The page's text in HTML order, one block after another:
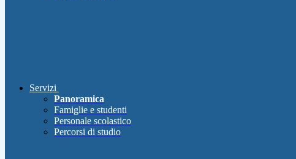
Servizi
Panoramica
Famiglie e studenti
Personale scolastico
Percorsi di studio